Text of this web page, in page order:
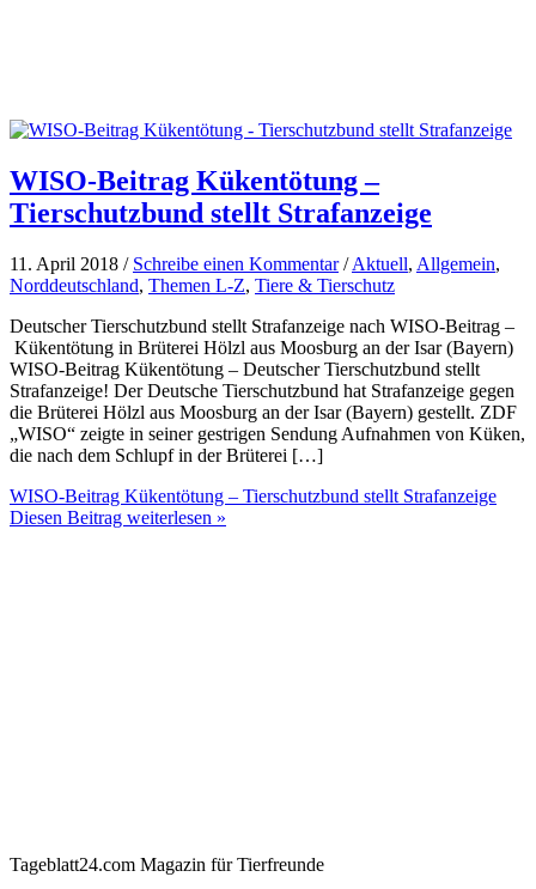
WISO-Beitrag Kükentötung –
Tierschutzbund stellt Strafanzeige
11. April 2018 / Schreibe einen Kommentar /Aktuell, Allgemein,
Norddeutschland, Themen L-Z, Tiere & Tierschutz
Deutscher Tierschutzbund stellt Strafanzeige nach WISO-Beitrag –
Kükentötung in Brüterei Hölzl aus Moosburg an der Isar (Bayern)
WISO-Beitrag Kükentötung – Deutscher Tierschutzbund stellt
Strafanzeige! Der Deutsche Tierschutzbund hat Strafanzeige gegen
die Brüterei Hölzl aus Moosburg an der Isar (Bayern) gestellt. ZDF
„WISO“ zeigte in seiner gestrigen Sendung Aufnahmen von Küken,
die nach dem Schlupf in der Brüterei […]
WISO-Beitrag Kükentötung – Tierschutzbund stellt Strafanzeige
Diesen Beitrag weiterlesen »
Tageblatt24.com Magazin für Tierfreunde